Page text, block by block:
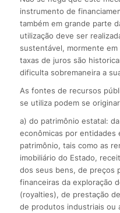
instrumento de
também em grande parte
utilização deve ser
sustentável, mormente
taxas de juros são
dificulta sobremaneira a
As fontes de recursos
se utiliza podem se
a) do patrimônio estatal:
econômicas por
patrimônio, tais como as
imobiliário do Estado,
dos seus bens, de preços
financeiras da exploração
(royalties), de prestação
de produtos industriais ou